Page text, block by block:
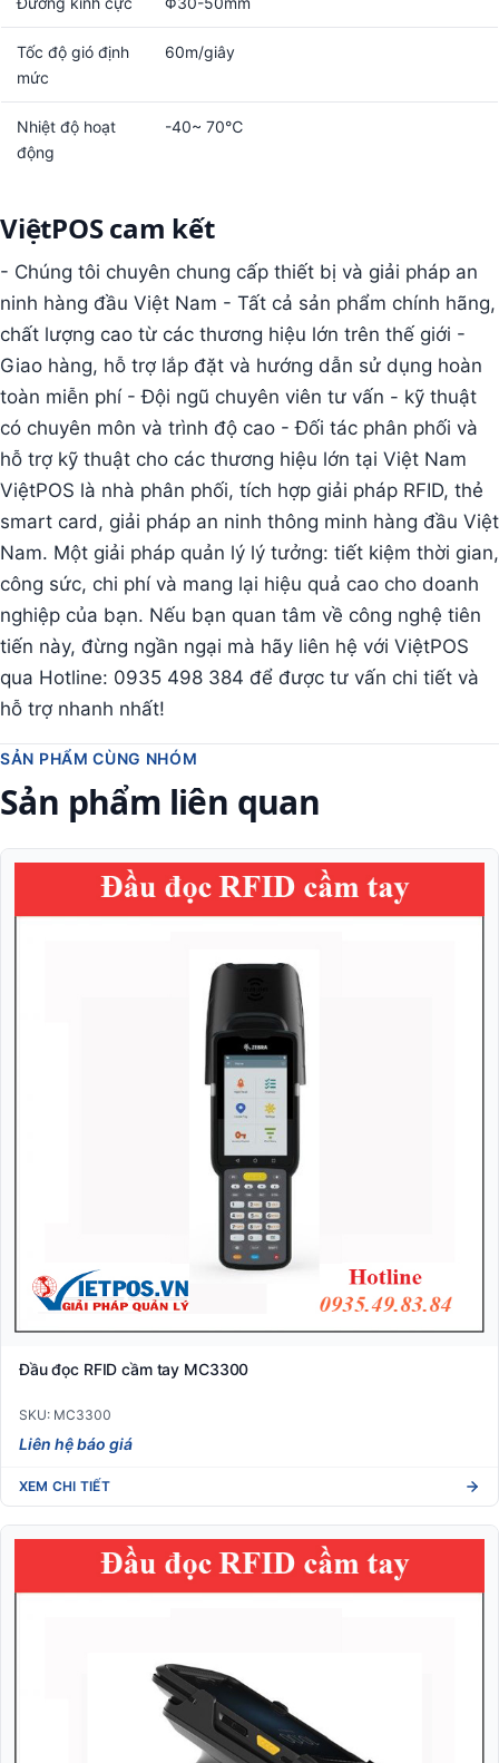
Tốc độ gió định
mức
60m/giây
Nhiệt độ hoạt
động
-40~ 70℃
ViệtPOS cam kết
- Chúng tôi chuyên chung cấp thiết bị và giải pháp an
ninh hàng đầu Việt Nam - Tất cả sản phẩm chính hãng,
chất lượng cao từ các thương hiệu lớn trên thế giới -
Giao hàng, hỗ trợ lắp đặt và hướng dẫn sử dụng hoàn
toàn miễn phí - Đội ngũ chuyên viên tư vấn - kỹ thuật
có chuyên môn và trình độ cao - Đối tác phân phối và
hỗ trợ kỹ thuật cho các thương hiệu lớn tại Việt Nam
ViệtPOS là nhà phân phối, tích hợp giải pháp RFID, thẻ
smart card, giải pháp an ninh thông minh hàng đầu Việt
Nam. Một giải pháp quản lý lý tưởng: tiết kiệm thời gian,
công sức, chi phí và mang lại hiệu quả cao cho doanh
nghiệp của bạn. Nếu bạn quan tâm về công nghệ tiên
tiến này, đừng ngần ngại mà hãy liên hệ với ViệtPOS
qua Hotline: 0935 498 384 để được tư vấn chi tiết và
hỗ trợ nhanh nhất!
SẢN PHẨM CÙNG NHÓM
Sản phẩm liên quan
Đầu đọc RFID cầm tay MC3300
SKU: MC3300
Liên hệ báo giá
XEM CHI TIẾT